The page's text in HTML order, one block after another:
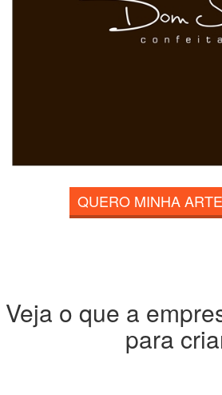
QUERO MINHA
Veja o que a
para